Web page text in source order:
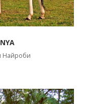
Найроби